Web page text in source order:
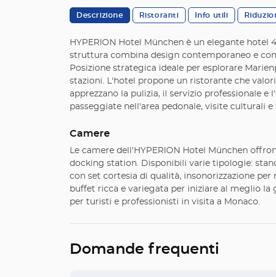
Descrizione Ristoranti Info utili
HYPERION Hotel München è un elegante hotel
struttura combina design contemporaneo e
Posizione strategica ideale per esplorare
stazioni. L'hotel propone un ristorante che
apprezzano la pulizia, il servizio professionale
passeggiate nell'area pedonale, visite culturali e
Camere
Le camere dell'HYPERION Hotel München
docking station. Disponibili varie tipologie:
con set cortesia di qualità, insonorizzazione
buffet ricca e variegata per iniziare al meglio la
per turisti e professionisti in visita a Monaco.
Domande frequenti